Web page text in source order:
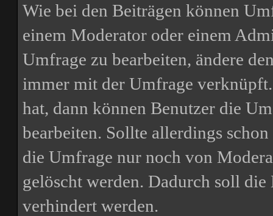
Wie bei den Beiträgen können
einem Moderator oder einem
Umfrage zu bearbeiten, ändere
immer mit der Umfrage
hat, dann können Benutzer die
bearbeiten. Sollte allerdings
die Umfrage nur noch von
gelöscht werden. Dadurch soll
verhindert werden.